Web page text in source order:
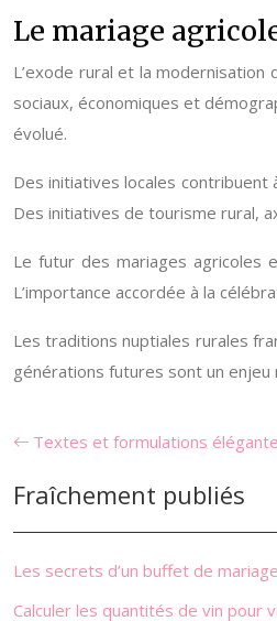
Le mariage
L’exode rural et la
sociaux, économiques et
évolué.
Des initiatives locales
Des initiatives de tourisme rural,
Le futur des mariages agricoles
L’importance accordée à la
Les traditions nuptiales rurales
générations futures sont un
Textes et formulations
Fraîchement publiés
Les secrets d’un buffet de
Calculer les quantités de vin pour